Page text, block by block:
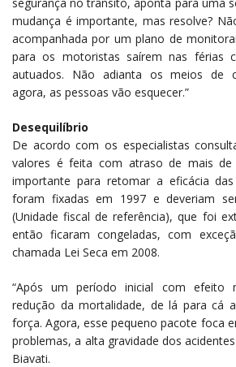
mudança é importante, mas resolve?
acompanhada por um plano de
para os motoristas saírem nas férias
autuados. Não adianta os meios de
agora, as pessoas vão esquecer.”
Desequilíbrio
De acordo com os especialistas
valores é feita com atraso de mais
importante para retomar a eficácia
foram fixadas em 1997 e deveriam
(Unidade fiscal de referência), que foi
então ficaram congeladas, com
chamada Lei Seca em 2008.
“Após um período inicial com efeito
redução da mortalidade, de lá para cá
força. Agora, esse pequeno pacote foca
problemas, a alta gravidade dos
Biavati.